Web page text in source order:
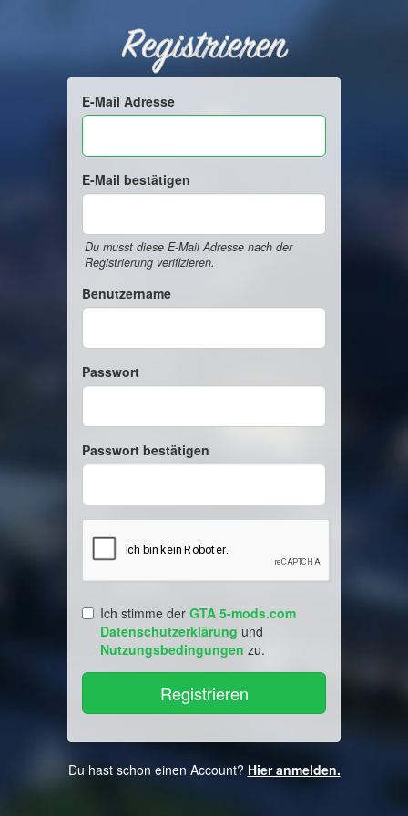
Registrieren
E-Mail Adresse
E-Mail bestätigen
Du musst diese E-Mail Adresse nach der
Registrierung verifizieren.
Benutzername
Passwort
Passwort bestätigen
Ich stimme der GTA 5-mods.com
Datenschutzerklärung und
Nutzungsbedingungen zu.
Du hast schon einen Account? Hier anmelden.